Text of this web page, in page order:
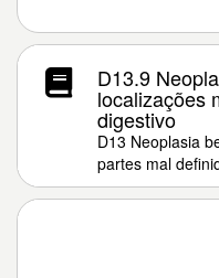
D13.9
localizações
digestivo
D13 Neoplasia
partes mal